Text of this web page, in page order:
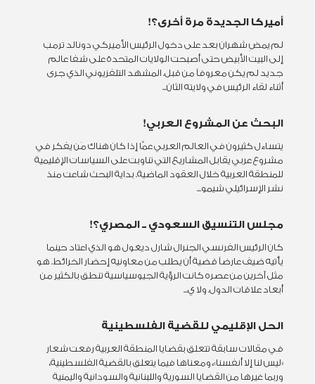
أميركا الجديدة مرة أخرى؟!
لم يمضِ شهران بعد على دخول الرئيس الأميركي دونالد ترمب
إلى البيت الأبيض حتى أصبحت الولايات المتحدة على شفا عالم
جديد لم يكن معروفاً من قبل. المشهد التلفزيوني الذي جرى
أثناء لقاء الرئيس في ولايته الثان...
البحث عن المشروع العربي!
يتساءل كثيرون في العالم العربي عمَّا إذا كان هناك مَن يفكر في
مشروع عربي يقابل المشاريع التي تناوبت على السياسات الإقليمية
للمنطقة العربية خلال العقود الماضية. بداية البحث شاعت منذ
نشر الإسرائيلي شيمو...
مجلس التنسيق السعودي ــ المصري؟!
كان الرئيس الفرنسي الجنرال شارل ديغول هو الذي اعتاد حينما
يأتيه ضيف عارضاً قضية أن يطلب من معاونيه إحضار الخرائط. هو
مثل آخرين من عصره كانت الرؤية الجيوسياسية تنطق بالكثير من
أبعاد علاقات الدول. ولا ي...
الحل الإقليمي للقضية الفلسطينية
في مقالات سابقة تتعلق بقضايا المنطقة العربية رفعت شعار
«ليس لنا إلا أنفسنا»، ومعناها فيما يتعلق بالقضية الفلسطينية،
وربما غيرها من القضايا السورية واللبنانية والسودانية واليمنية